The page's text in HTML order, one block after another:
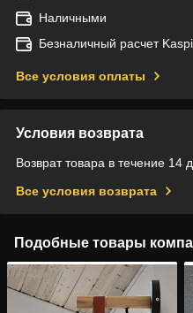
Наличными
Безналичный расчет
Все условия оплаты
Условия возврата
Возврат товара в течение 14
Все условия возврата
Подобные товары